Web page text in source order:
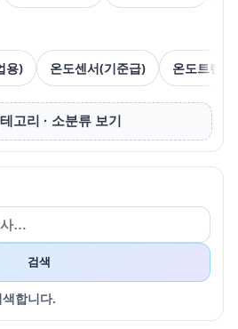
용) 온도센서(기준급) 온도트랜스
고리 · 소분류 보기
검색
합니다.